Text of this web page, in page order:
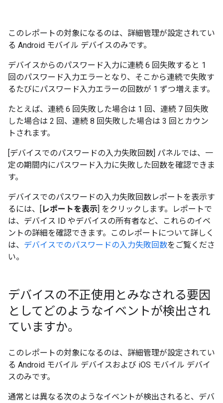
このレポートの対象になるのは、詳細管理が設定されてい
る Android モバイル デバイスのみです。
デバイスからのパスワード入力に連続 6 回失敗すると 1
回のパスワード入力エラーとなり、そこから連続で失敗す
るたびにパスワード入力エラーの回数が 1 ずつ増えます。
たとえば、連続 6 回失敗した場合は 1 回、連続 7 回失敗
した場合は 2 回、連続 8 回失敗した場合は 3 回とカウン
トされます。
[デバイスでのパスワードの入力失敗回数] パネルでは、一
定の期間内にパスワード入力に失敗した回数を確認できま
す。
デバイスでのパスワードの入力失敗回数 レポートを表示す
るには、[
レポートを表示 ] をクリックします。レポートで
は、デバイス ID やデバイスの所有者など、これらのイベ
ントの詳細を確認できます。このレポートについて詳しく
は、 デバイスでのパスワードの入力失敗回数をご覧くださ
い。
デバイスの不正使用とみなされる要因
としてどのようなイベントが検出され
ていますか。
このレポートの対象になるのは、詳細管理が設定されてい
る Android モバイル デバイスおよび iOS モバイル デバイ
スのみです。
通常とは異なる次のようなイベントが検出されると、デバ